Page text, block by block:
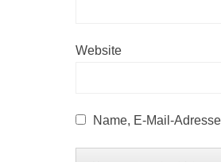
Website
Name, E-Mail-